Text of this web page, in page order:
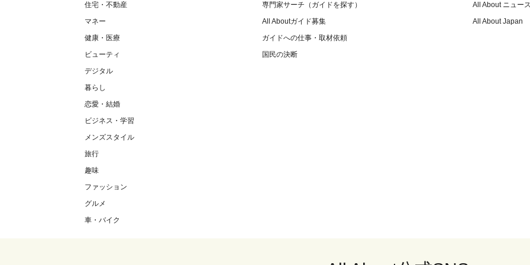
住宅・不動産
マネー
健康・医療
ビューティ
デジタル
暮らし
恋愛・結婚
ビジネス・学習
メンズスタイル
旅行
趣味
ファッション
グルメ
車・バイク
専門家サーチ（ガイドを探す）
All Aboutガイド募集
ガイドへの仕事・取材依頼
国民の決断
All About ニュー
All About Japan